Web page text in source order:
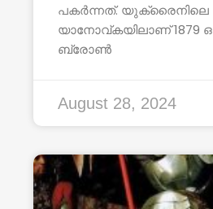
പകർന്നത്. യുക്രൈനിലെ
യാനോവ്കയിലാണ് 1879
ബ്രോൺ
August 28, 2024